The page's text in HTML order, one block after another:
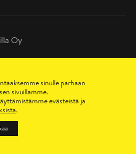
Oy
sinulle parhaan
sivuillamme.
evästeistä ja
.